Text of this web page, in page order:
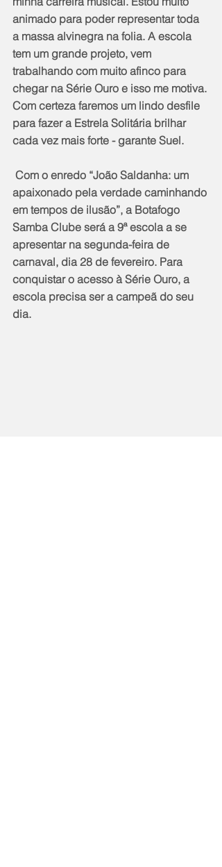
animado para poder representar toda
a massa alvinegra na folia. A escola
tem um grande projeto, vem
trabalhando com muito afinco para
chegar na Série Ouro e isso me motiva.
Com certeza faremos um lindo desfile
para fazer a Estrela Solitária brilhar
cada vez mais forte - garante Suel.
apaixonado pela verdade caminhando
em tempos de ilusão”, a Botafogo
Samba Clube será a 9ª escola a se
apresentar na segunda-feira de
carnaval, dia 28 de fevereiro. Para
conquistar o acesso à Série Ouro, a
escola precisa ser a campeã do seu
dia.